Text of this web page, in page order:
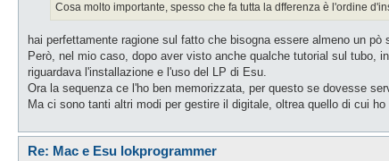
Cosa molto importante, spesso che fa tutta la dfferenza è l'ordine
hai perfettamente ragione sul fatto che bisogna essere almeno un pò
Però, nel mio caso, dopo aver visto anche qualche tutorial sul tubo,
riguardava l'installazione e l'uso del LP di Esu.
Ora la sequenza ce l'ho ben memorizzata, per questo se dovesse
Ma ci sono tanti altri modi per gestire il digitale, oltrea quello di cui ho
Re: Mac e Esu lokprogrammer